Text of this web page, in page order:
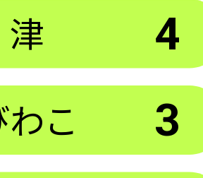
津 4
こ 3